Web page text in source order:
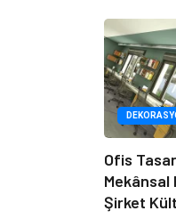
Ofis
Mekânsal
Şirket